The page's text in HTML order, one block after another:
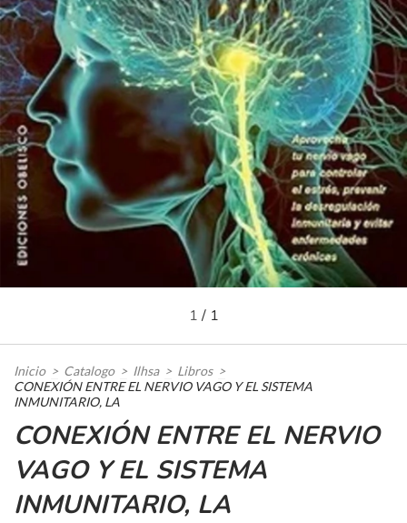
1 / 1
Inicio > Catalogo > Ilhsa > Libros >
CONEXIÓN ENTRE EL NERVIO VAGO Y EL SISTEMA
INMUNITARIO, LA
CONEXIÓN ENTRE EL NERVIO
VAGO Y EL SISTEMA
INMUNITARIO, LA